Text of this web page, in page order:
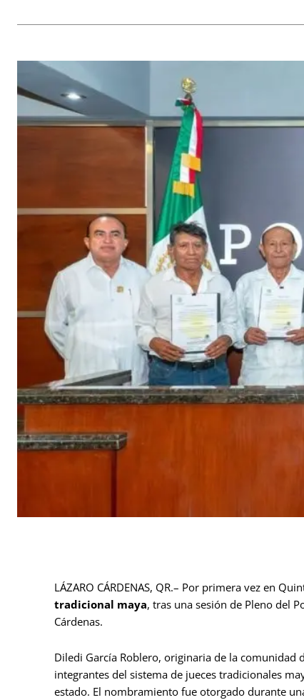
LÁZARO CÁRDENAS, QR.– Por primera vez en
tradicional maya, tras una sesión de Pleno del
Cárdenas.
Diledi García Roblero, originaria de la comunidad
integrantes del sistema de jueces tradicionales
estado. El nombramiento fue otorgado durante